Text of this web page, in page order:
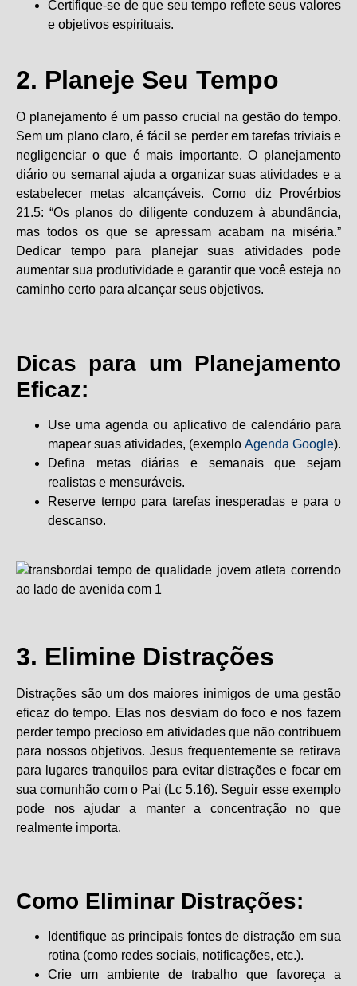
Certifique-se de que seu tempo reflete seus valores
e objetivos espirituais.
2. Planeje Seu Tempo
O planejamento é um passo crucial na gestão do tempo.
Sem um plano claro, é fácil se perder em tarefas triviais e
negligenciar o que é mais importante. O planejamento
diário ou semanal ajuda a organizar suas atividades e a
estabelecer metas alcançáveis. Como diz Provérbios
21.5: “Os planos do diligente conduzem à abundância,
mas todos os que se apressam acabam na miséria.”
Dedicar tempo para planejar suas atividades pode
aumentar sua produtividade e garantir que você esteja no
caminho certo para alcançar seus objetivos.
Dicas para um Planejamento
Eficaz:
Use uma agenda ou aplicativo de calendário para
mapear suas atividades, (exemplo Agenda Google).
Defina metas diárias e semanais que sejam
realistas e mensuráveis.
Reserve tempo para tarefas inesperadas e para o
descanso.
3. Elimine Distrações
Distrações são um dos maiores inimigos de uma gestão
eficaz do tempo. Elas nos desviam do foco e nos fazem
perder tempo precioso em atividades que não contribuem
para nossos objetivos. Jesus frequentemente se retirava
para lugares tranquilos para evitar distrações e focar em
sua comunhão com o Pai (Lc 5.16). Seguir esse exemplo
pode nos ajudar a manter a concentração no que
realmente importa.
Como Eliminar Distrações:
Identifique as principais fontes de distração em sua
rotina (como redes sociais, notificações, etc.).
Crie um ambiente de trabalho que favoreça a